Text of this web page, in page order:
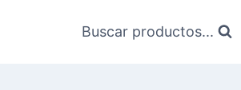
Buscar productos...